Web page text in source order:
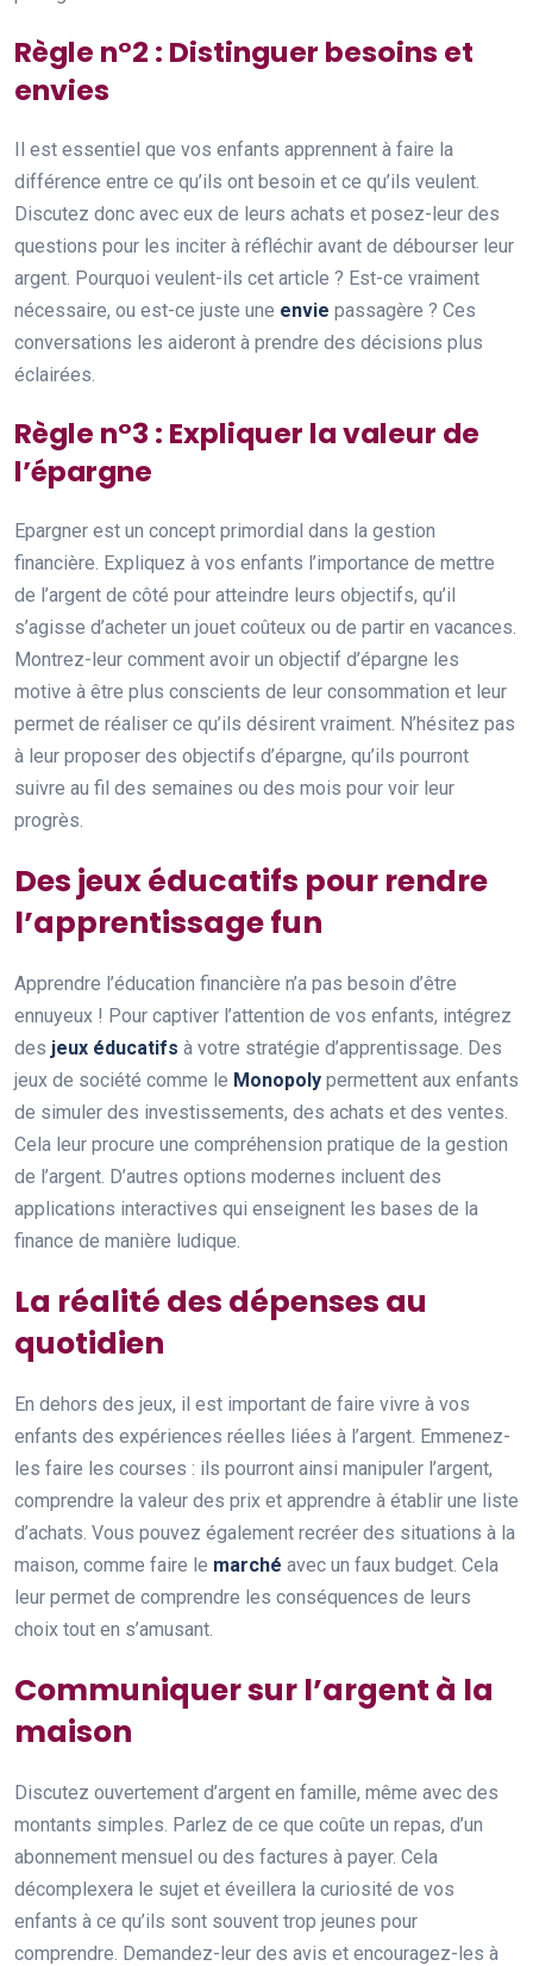
Règle n°2 : Distinguer besoins et
envies
Il est essentiel que vos enfants apprennent à faire la
différence entre ce qu’ils ont besoin et ce qu’ils veulent.
Discutez donc avec eux de leurs achats et posez-leur des
questions pour les inciter à réfléchir avant de débourser leur
argent. Pourquoi veulent-ils cet article ? Est-ce vraiment
nécessaire, ou est-ce juste une envie passagère ? Ces
conversations les aideront à prendre des décisions plus
éclairées.
Règle n°3 : Expliquer la valeur de
l’épargne
Epargner est un concept primordial dans la gestion
financière. Expliquez à vos enfants l’importance de mettre
de l’argent de côté pour atteindre leurs objectifs, qu’il
s’agisse d’acheter un jouet coûteux ou de partir en vacances.
Montrez-leur comment avoir un objectif d’épargne les
motive à être plus conscients de leur consommation et leur
permet de réaliser ce qu’ils désirent vraiment. N’hésitez pas
à leur proposer des objectifs d’épargne, qu’ils pourront
suivre au fil des semaines ou des mois pour voir leur
progrès.
Des jeux éducatifs pour rendre
l’apprentissage fun
Apprendre l’éducation financière n’a pas besoin d’être
ennuyeux ! Pour captiver l’attention de vos enfants, intégrez
des jeux éducatifs à votre stratégie d’apprentissage. Des
jeux de société comme le Monopoly permettent aux enfants
de simuler des investissements, des achats et des ventes.
Cela leur procure une compréhension pratique de la gestion
de l’argent. D’autres options modernes incluent des
applications interactives qui enseignent les bases de la
finance de manière ludique.
La réalité des dépenses au
quotidien
En dehors des jeux, il est important de faire vivre à vos
enfants des expériences réelles liées à l’argent. Emmenez-
les faire les courses : ils pourront ainsi manipuler l’argent,
comprendre la valeur des prix et apprendre à établir une liste
d’achats. Vous pouvez également recréer des situations à la
maison, comme faire le marché avec un faux budget. Cela
leur permet de comprendre les conséquences de leurs
choix tout en s’amusant.
Communiquer sur l’argent à la
maison
Discutez ouvertement d’argent en famille, même avec des
montants simples. Parlez de ce que coûte un repas, d’un
abonnement mensuel ou des factures à payer. Cela
décomplexera le sujet et éveillera la curiosité de vos
enfants à ce qu’ils sont souvent trop jeunes pour
comprendre. Demandez-leur des avis et encouragez-les à